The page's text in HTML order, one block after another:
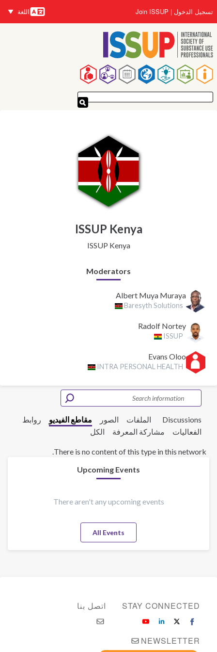
إلى
المحتوى
الرئيسي
تسجيل الدخول Join ISSUP
اللغات
اللغة
القائمة
الرئيسية
ISSUP Kenya
ISSUP Kenya
Moderators
Albert Muya Muraya
Baresyth Solutions
Radolf Nortey
ISSUP
Evans Oloo
INTRA PERSONAL HEALTH
Discussions الملفات الصور مقاطع الفيديو
روابط
الفعاليات
مشاركة المعرفة الكل
There is no content of this type in this network.
Upcoming Events
There aren't any upcoming events
All Events
اتصل بنا STAY CONNECTED
NEWSLETTER